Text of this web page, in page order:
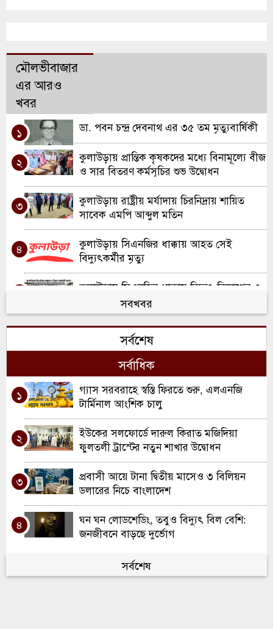
মৌলভীবাজার
এর আরও
খবর
১ ডা. পবন চন্দ্র দেবনাথ এর ৩৫ তম মৃত্যুবার্ষিকী
২
কুলাউড়ায় প্রান্তিক কৃষকদের মধ্যে বিনামূল্যে বীজ
ও সার বিতরণ কর্মসূচির শুভ উদ্বোধন
৩
কুলাউড়ায় রাষ্ট্রীয় মর্যাদায় চিরনিদ্রায় শায়িত
সাবেক এমপি আব্দুল মতিন
৪
কুলাউড়ায় সিএনজির ধাক্কায় আহত সেই
বিদ্যুৎকর্মীর মৃত্যু
কুলাউড়ায় সিএনজির ধাক্কায় বিদ্যুৎ বিভাগের ৩
কর্মী আহত; একজন আইসিইউতে
খাল খননে নতুন দিগন্ত: কুলাউড়ায় ২ কোটি
টাকার প্রকল্পের যাত্রা
৭ মৌলভীবাজারে ১৩ ডাকাতের যাবজ্জীবন কারাদণ্ড
৮
কুলাউড়ায় ইউএনও পদে রদবদল, দায়িত্বে
আসছেন সানজিদা আক্তার
৯
রবিরবাজার-কর্মধা সড়ক সংস্কারে অনিয়মের
অভিযোগ
১০
শ্রীমঙ্গলে মসজিদে ফজরের নামাজরত অবস্থায়
মুসল্লি খুন
সবখবর
সর্বশেষ
সর্বাধিক
১
গ্যাস সরবরাহে স্বস্তি ফিরতে শুরু, এলএনজি
টার্মিনাল আংশিক চালু
২
ইউকের সলফোর্ডে দারুল কিরাত মজিদিয়া
ফুলতলী ট্রাস্টের নতুন শাখার উদ্বোধন
৩
প্রবাসী আয়ে টানা দ্বিতীয় মাসেও ৩ বিলিয়ন
ডলারের নিচে বাংলাদেশ
৪
ঘন ঘন লোডশেডিং, তবুও বিদ্যুৎ বিল বেশি:
জনজীবনে বাড়ছে দুর্ভোগ
৫ আগস্ট ২০২৪: আন্দোলন থেকে ক্ষমতার
পরিবর্তন—বাংলাদেশের ইতিহাসের এক সন্ধিক্ষণ
সর্বশেষ